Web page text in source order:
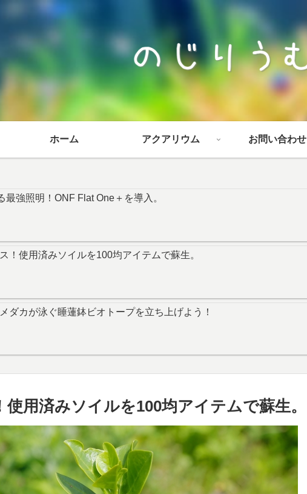
ホーム アクアリウム お問い合わせ
最強照明！ONF Flat One＋を導入。
！使用済みソイルを100均アイテムで蘇生。
ダカが泳ぐ睡蓮鉢ビオトープを立ち上げよう！
用済みソイルを100均アイテムで蘇生。